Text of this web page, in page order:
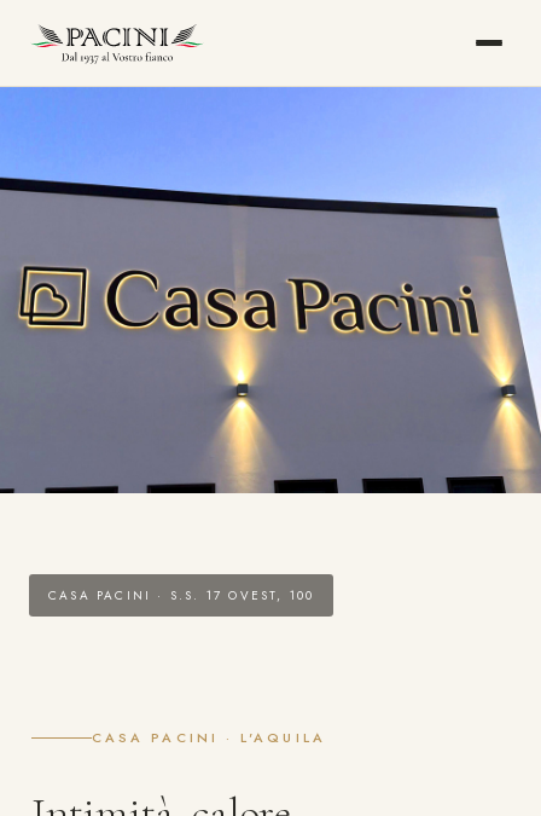
CASA PACINI · S.S. 17 OVEST, 100
CASA PACINI · L'AQUILA